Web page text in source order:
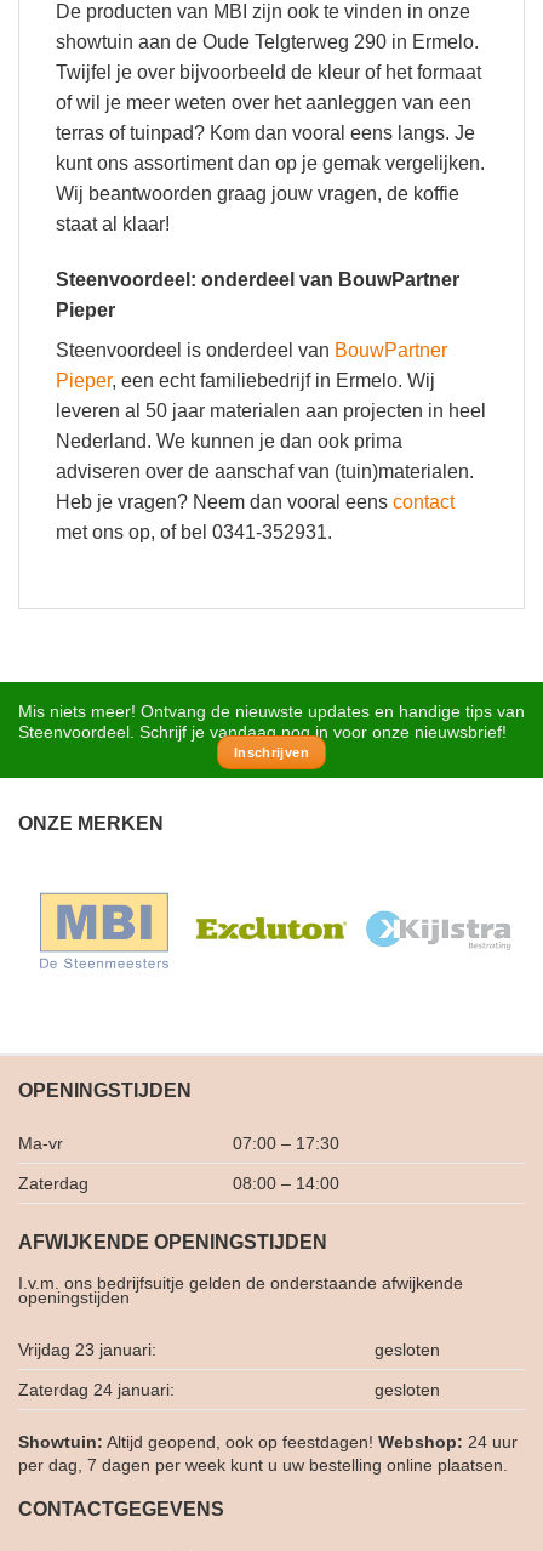
De producten van MBI zijn ook te vinden in onze
showtuin aan de Oude Telgterweg 290 in Ermelo.
Twijfel je over bijvoorbeeld de kleur of het formaat
of wil je meer weten over het aanleggen van een
terras of tuinpad? Kom dan vooral eens langs. Je
kunt ons assortiment dan op je gemak vergelijken.
Wij beantwoorden graag jouw vragen, de koffie
staat al klaar!
Steenvoordeel: onderdeel van BouwPartner
Pieper
Steenvoordeel is onderdeel van BouwPartner
Pieper, een echt familiebedrijf in Ermelo. Wij
leveren al 50 jaar materialen aan projecten in heel
Nederland. We kunnen je dan ook prima
adviseren over de aanschaf van (tuin)materialen.
Heb je vragen? Neem dan vooral eens contact
met ons op, of bel 0341-352931.
Mis niets meer! Ontvang de nieuwste updates en handige tips van
Steenvoordeel. Schrijf je vandaag nog in voor onze nieuwsbrief!
Inschrijven
ONZE MERKEN
OPENINGSTIJDEN
Ma-vr 07:00 – 17:30
Zaterdag 08:00 – 14:00
AFWIJKENDE OPENINGSTIJDEN
I.v.m. ons bedrijfsuitje gelden de onderstaande afwijkende
openingstijden
Vrijdag 23 januari: gesloten
Zaterdag 24 januari: gesloten
Showtuin: Altijd geopend, ook op feestdagen! Webshop: 24 uur
per dag, 7 dagen per week kunt u uw bestelling online plaatsen.
CONTACTGEGEVENS